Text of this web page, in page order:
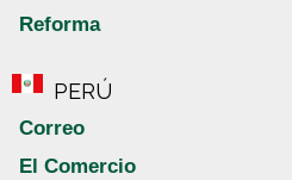
Reforma
PERÚ
Correo
El Comercio